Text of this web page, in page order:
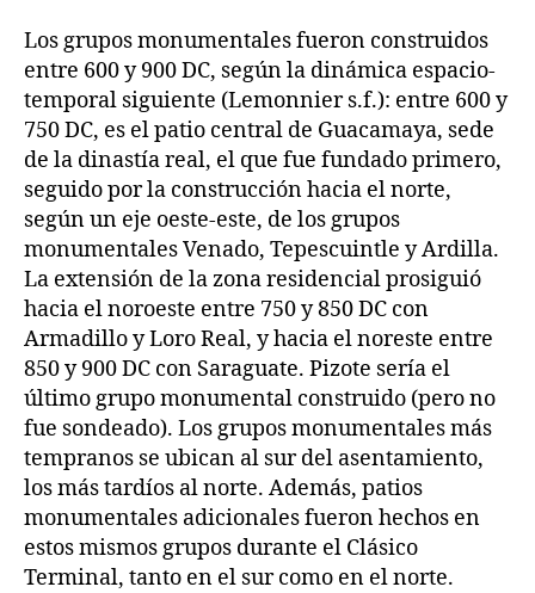
Los grupos monumentales fueron construidos
entre 600 y 900 DC, según la dinámica espacio-
temporal siguiente (Lemonnier s.f.): entre 600 y
750 DC, es el patio central de Guacamaya, sede
de la dinastía real, el que fue fundado primero,
seguido por la construcción hacia el norte,
según un eje oeste-este, de los grupos
monumentales Venado, Tepescuintle y Ardilla.
La extensión de la zona residencial prosiguió
hacia el noroeste entre 750 y 850 DC con
Armadillo y Loro Real, y hacia el noreste entre
850 y 900 DC con Saraguate. Pizote sería el
último grupo monumental construido (pero no
fue sondeado). Los grupos monumentales más
tempranos se ubican al sur del asentamiento,
los más tardíos al norte. Además, patios
monumentales adicionales fueron hechos en
estos mismos grupos durante el Clásico
Terminal, tanto en el sur como en el norte.